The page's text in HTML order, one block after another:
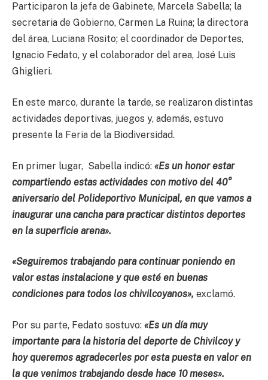
Participaron la jefa de Gabinete, Marcela Sabella; la
secretaria de Gobierno, Carmen La Ruina; la directora
del área, Luciana Rosito; el coordinador de Deportes,
Ignacio Fedato, y el colaborador del area, José Luis
Ghiglieri.
En este marco, durante la tarde, se realizaron distintas
actividades deportivas, juegos y, además, estuvo
presente la Feria de la Biodiversidad.
En primer lugar, Sabella indicó: «Es un honor estar
compartiendo estas actividades con motivo del 40°
aniversario del Polideportivo Municipal, en que vamos a
inaugurar una cancha para practicar distintos deportes
en la superficie arena».
«Seguiremos trabajando para continuar poniendo en
valor estas instalacione y que esté en buenas
condiciones para todos los chivilcoyanos», exclamó.
Por su parte, Fedato sostuvo: «Es un día muy
importante para la historia del deporte de Chivilcoy y
hoy queremos agradecerles por esta puesta en valor en
la que venimos trabajando desde hace 10 meses».